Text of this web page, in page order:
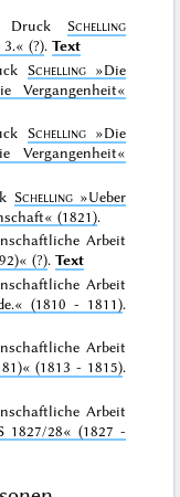
Druck Schelling
(?).Text
Schelling »Die
Vergangenheit«
Schelling »Die
Vergangenheit«
Schelling »Ueber
(1821).
Arbeit
(?).Text
Arbeit
(1810 - 1811).
Arbeit
(1813 - 1815).
Arbeit
1827/28« (1827 -